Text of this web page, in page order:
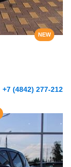
NEW
+7 (4842) 277-212